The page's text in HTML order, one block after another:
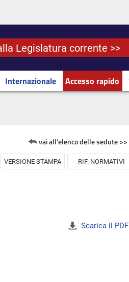
Legislatura corrente >>
Internazionale Accesso rapido
vai all'elenco delle sedute >>
VERSIONE STAMPA RIF. NORMATIVI
Scarica il PDF